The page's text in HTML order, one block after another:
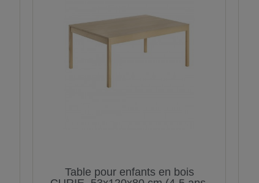
Table pour enfants en bois